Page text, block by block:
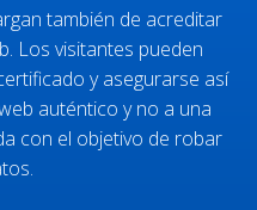
también de acreditar
Los visitantes pueden
y asegurarse así
auténtico y no a una
con el objetivo de robar